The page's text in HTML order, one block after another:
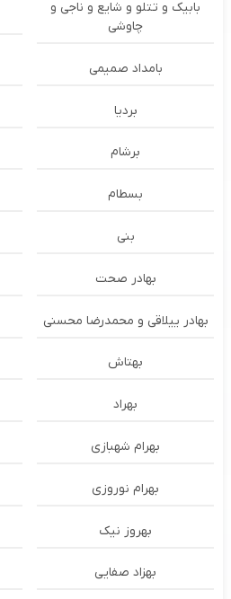
بابیک و تتلو و شایع و ناجی و
چاوشی
بامداد صمیمی
بردیا
برشام
بسطام
بنی
بهادر صحت
بهادر ییلاقی و محمدرضا محسنی
بهتاش
بهراد
بهرام شهبازی
بهرام نوروزی
بهروز نیک
بهزاد صفایی